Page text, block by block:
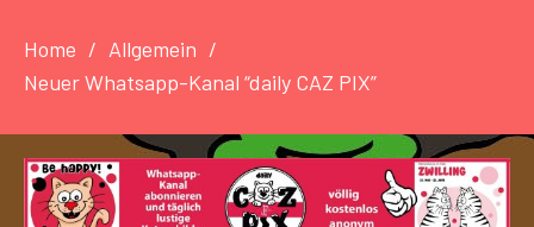
Home
Allgemein
Neuer Whatsapp-Kanal “daily CAZ PIX”